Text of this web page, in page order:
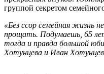
группой секретом
«Без ссор семейная жизнь
прощать. Подумаешь, 65
тогда и правда большой
Хотунцева и Иван